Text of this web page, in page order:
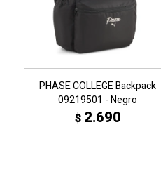
PHASE COLLEGE Backpack
09219501 - Negro
$ 2.690